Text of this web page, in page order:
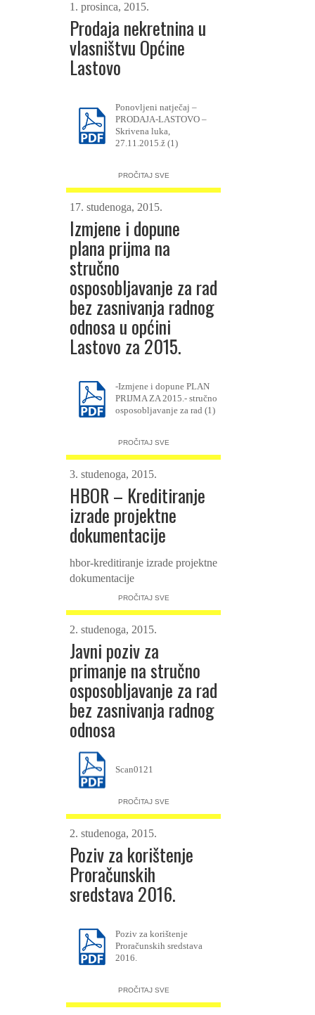
1. prosinca, 2015.
Prodaja nekretnina u
vlasništvu Općine
Lastovo
Ponovljeni natječaj –
PRODAJA-LASTOVO –
Skrivena luka,
27.11.2015.ž (1)
PROČITAJ SVE
17. studenoga, 2015.
Izmjene i dopune
plana prijma na
stručno
osposobljavanje za rad
bez zasnivanja radnog
odnosa u općini
Lastovo za 2015.
-Izmjene i dopune PLAN
PRIJMA ZA 2015.- stručno
osposobljavanje za rad (1)
PROČITAJ SVE
3. studenoga, 2015.
HBOR – Kreditiranje
izrade projektne
dokumentacije
hbor-kreditiranje izrade projektne
dokumentacije
PROČITAJ SVE
2. studenoga, 2015.
Javni poziv za
primanje na stručno
osposobljavanje za rad
bez zasnivanja radnog
odnosa
Scan0121
PROČITAJ SVE
2. studenoga, 2015.
Poziv za korištenje
Proračunskih
sredstava 2016.
Poziv za korištenje
Proračunskih sredstava
2016.
PROČITAJ SVE